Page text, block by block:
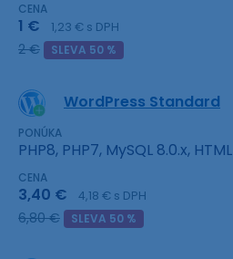
CENA
1 € 1,23 € s DPH
2 € SLEVA 50 %
WordPress Standard
PONÚKA
PHP8, PHP7, MySQL 8.0.x, HTML
CENA
3,40 € 4,18 € s DPH
6,80 € SLEVA 50 %